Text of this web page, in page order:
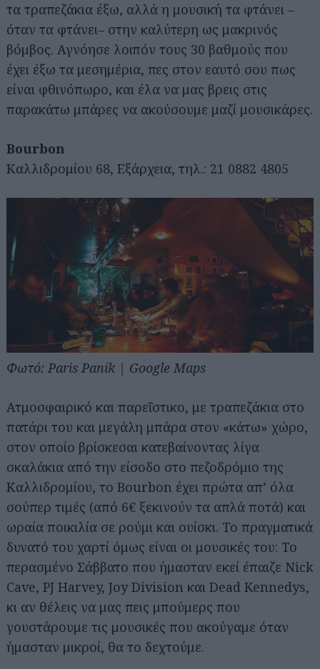
τα τραπεζάκια έξω, αλλά η μουσική τα φτάνει –
όταν τα φτάνει– στην καλύτερη ως μακρινός
βόμβος. Αγνόησε λοιπόν τους 30 βαθμούς που
έχει έξω τα μεσημέρια, πες στον εαυτό σου πως
είναι φθινόπωρο, και έλα να μας βρεις στις
παρακάτω μπάρες να ακούσουμε μαζί μουσικάρες.
Bourbon
Καλλιδρομίου 68, Εξάρχεια, τηλ.: 21 0882 4805
Φωτό: Paris Panik | Google Maps
Ατμοσφαιρικό και παρεΐστικο, με τραπεζάκια στο
πατάρι του και μεγάλη μπάρα στον «κάτω» χώρο,
στον οποίο βρίσκεσαι κατεβαίνοντας λίγα
σκαλάκια από την είσοδο στο πεζοδρόμιο της
Καλλιδρομίου, το Bourbon έχει πρώτα απ’ όλα
σούπερ τιμές (από 6€ ξεκινούν τα απλά ποτά) και
ωραία ποικιλία σε ρούμι και ουίσκι. Το πραγματικά
δυνατό του χαρτί όμως είναι οι μουσικές του: Το
περασμένο Σάββατο που ήμασταν εκεί έπαιζε Nick
Cave, PJ Harvey, Joy Division και Dead Kennedys,
κι αν θέλεις να μας πεις μπούμερς που
γουστάρουμε τις μουσικές που ακούγαμε όταν
ήμασταν μικροί, θα το δεχτούμε.